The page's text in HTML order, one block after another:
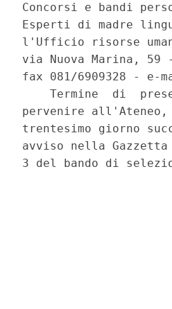
Concorsi e bandi
Esperti di madre
l'Ufficio risorse
via Nuova Marina, 59
fax 081/6909328 -
Termine  di
pervenire
trentesimo giorno
avviso nella
3 del bando di